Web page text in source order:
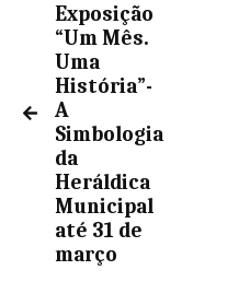
Exposição
“Um Mês.
Uma
História”-
A
Simbologia
da
Heráldica
Municipal
até 31 de
março